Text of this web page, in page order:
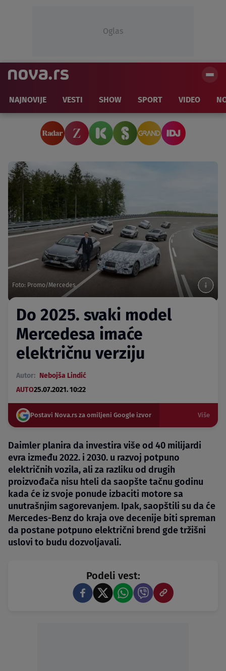
Oglas
NAJNOVIJE VESTI SHOW SPORT VIDEO
Foto: Promo/Mercedes
Do 2025. svaki model
Mercedesa imaće
električnu verziju
Autor: Nebojša Lindić
AUTO25.07.2021. 10:22
Postavi Nova.rs za omiljeni Google izvor Više
Daimler planira da investira više od 40 milijardi
evra između 2022. i 2030. u razvoj potpuno
električnih vozila, ali za razliku od drugih
proizvođača nisu hteli da saopšte tačnu godinu
kada će iz svoje ponude izbaciti motore sa
unutrašnjim sagorevanjem. Ipak, saopštili su da će
Mercedes-Benz do kraja ove decenije biti spreman
da postane potpuno električni brend gde tržišni
uslovi to budu dozvoljavali.
Podeli vest: